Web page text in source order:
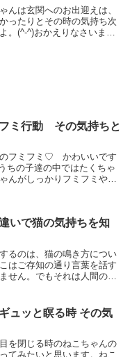
んは玄関へのお出迎えは、
ったりとその時の気持ち次
。(^-^)おかえりなさいませ
ミ行動 その気持ちと
フミフミ♡ かわいいです
ちの子達の中ではたくちゃ
んがしっかりフミフミやり
ったっ...
いで猫の気持ちを知
るのは、猫の鳴き方につい
はご存知の通り言葉を話す
せん。でもそれは人間の言
とあって、人間に対しても
使い分けて気...
ッと瞑る時 その気
を閉じる時のねこちゃんの
てみたいと思います。ねこ